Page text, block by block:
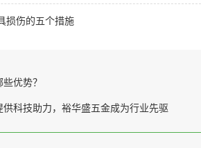
损伤的五个措施
优势？
供科技助力，裕华盛五金成为行业先驱